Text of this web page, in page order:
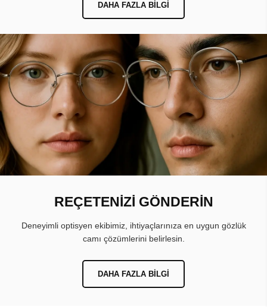
DAHA FAZLA BILGI
REÇETENİZİ GÖNDERİN
Deneyimli optisyen ekibimiz, ihtiyaçlarınıza en uygun gözlük
camı çözümlerini belirlesin.
DAHA FAZLA BILGI